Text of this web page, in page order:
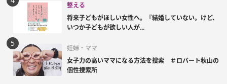
整える
将来子どもがほしい女性へ。『結婚していない。けど、
いつか子どもが欲しい人が...
妊婦・ママ
女子力の高いママになる方法を捜索 ＃ロバート秋山の
個性捜索所